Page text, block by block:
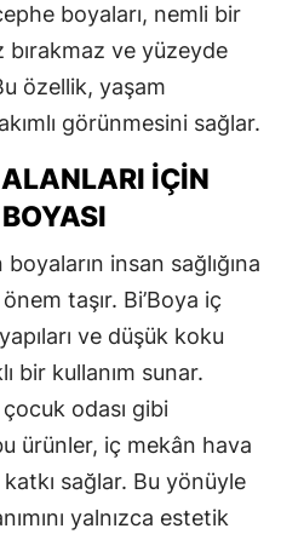
boyaları, nemli bir
ve yüzeyde
özellik, yaşam
görünmesini sağlar.
İÇIN
insan sağlığına
taşır. Bi’Boya iç
ve düşük koku
bir kullanım sunar.
odası gibi
ürünler, iç mekân hava
sağlar. Bu yönüyle
yalnızca estetik